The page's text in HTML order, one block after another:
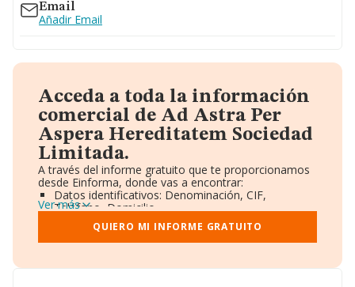
Email
Añadir Email
Acceda a toda la información
comercial de Ad Astra Per
Aspera Hereditatem Sociedad
Limitada.
A través del informe gratuito que te proporcionamos
desde Einforma, donde vas a encontrar:
Datos identificativos: Denominación, CIF,
Teléfono, Domicilio.
Informe Mercantil Completo (BORME).
Gráficos de Evolución Ventas y Empleados.
Consejo de Administración y Administradores.
Accionistas.
Ver más
QUIERO MI INFORME GRATUITO